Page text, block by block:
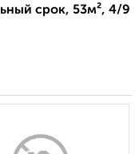
срок, 53м², 4/9